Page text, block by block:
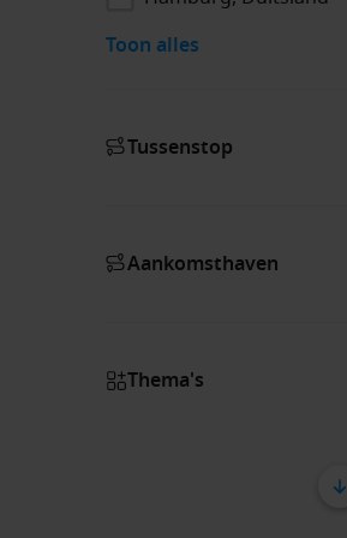
Toon alles
Tussenstop
Aankomsthaven
Thema's